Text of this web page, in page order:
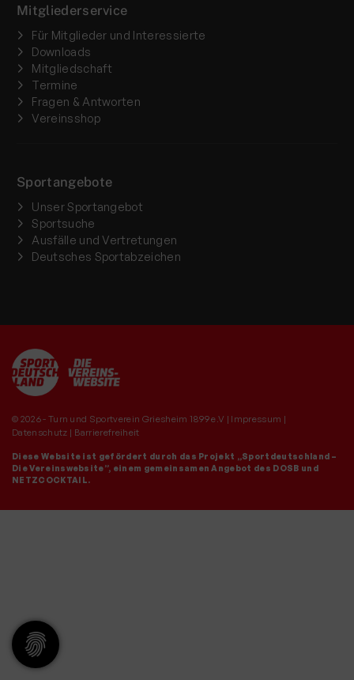
Mitgliederservice
Für Mitglieder und Interessierte
Downloads
Mitgliedschaft
Termine
Fragen & Antworten
Vereinsshop
Sportangebote
Unser Sportangebot
Sportsuche
Ausfälle und Vertretungen
Deutsches Sportabzeichen
© 2026 - Turn und Sportverein Griesheim 1899 e.V | Impressum |
Datenschutz | Barrierefreiheit
Diese Website ist gefördert durch das Projekt „Sportdeutschland –
Die Vereinswebsite”, einem gemeinsamen Angebot des DOSB und
NETZCOCKTAIL.